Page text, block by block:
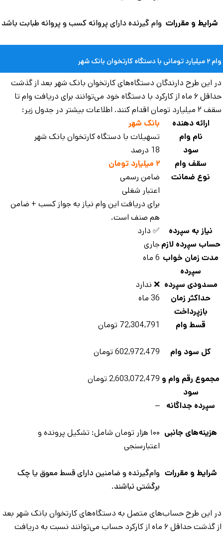
و مقررات وام گیرنده دارای پروانه کسب و پروانه طبابت باشد
کارتخوان بانک شهر
این طرح دارندگان دستگاه‌های کارتخوان بانک شهر بعد از گذشت
حداقل ۶ ماه از کارکرد با دستگاه خود می‌توانند برای دریافت وام تا
اقدام کنند. اطلاعات بیشتر در جدول زیر:
ارائه دهنده
بانک شهر
نام وام
تسهیلات با دستگاه کارتخوان بانک شهر
سود
18 درصد
سقف وام
نوع ضمانت
ضامن رسمی
اعتبار شغلی
برای دریافت این وام نیاز به جواز کسب + ضامن
هم صنف است.
نیاز به سپرده
✅ دارد
سپرده لازمجاری
زمان خواب
سپرده
6 ماه
مسدودی سپرده ❌ ندارد
حداکثر زمان
بازپرداخت
36 ماه
قسط وام 72,304,791 تومان
کل سود وام 602,972,479 تومان
رقم وام و
سود
2,603,072,479 تومان
سپرده جداگانه
هزینه‌های جانبی
۱۰۰ هزار تومان شامل: تشکیل پرونده و
اعتبارسنجی
شرایط و مقررات وام‌گیرنده و ضامنین دارای قسط معوق یا چک
برگشتی نباشند.
این طرح حساب‌های متصل به دستگاه‌های کارتخوان بانک شهر بعد
از گذشت حداقل ۶ ماه از کارکرد حساب می‌توانند نسبت به دریافت